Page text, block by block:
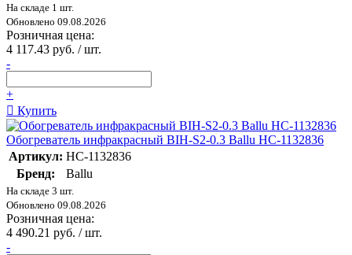
На складе 1 шт.
Обновлено 09.08.2026
Розничная цена:
4 117.43 руб. / шт.
-
+
Купить
Обогреватель инфракрасный BIH-S2-0.3 Ballu НС-1132836
Артикул: НС-1132836
Бренд:
Ballu
На складе 3 шт.
Обновлено 09.08.2026
Розничная цена:
4 490.21 руб. / шт.
-